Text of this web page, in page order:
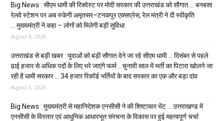
Big News : सीएम धामी की रिक्वेस्ट पर मोदी सरकार की उत्तराखंड को सौगात…. बनबसा
रेलवे स्टेशन पर अब रुकेगी अमृतसर–टनकपुर एक्सप्रेस, रेल मंत्री ने दी स्वीकृति
… मुख्यमंत्री ने कहा – लोगों को मिलेगी बड़ी सुविधा
August 6, 2026
उत्तराखंड से बड़ी खबर : युवाओं को बड़ी सौगात देने जा रहे सीएम धामी … दिसंबर से पहले
ढाई हजार से अधिक पदों के लिए भरे जाएंगे फार्म …चुनावी साल में भर्ती का पिटारा खोलने जा
रही है धामी सरकार … 34 हजार रिकॉर्ड भर्तियों के बाद सरकार का एक और बड़ा दांव
August 6, 2026
Big News : मुख्यमंत्री से महानिदेशक एनसीसी ने की शिष्टाचार भेंट … उत्तराखण्ड में
एनसीसी के विस्तार एवं आधुनिक आधारभूत संरचना के विकास पर हुई महत्वपूर्ण चर्चा